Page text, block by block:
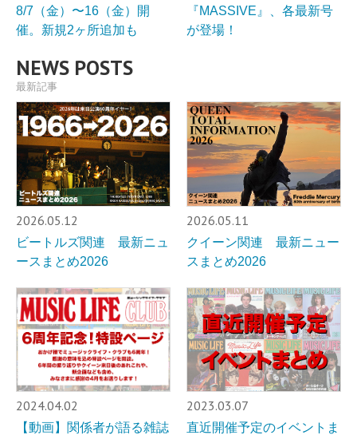
8/7（金）〜16（金）開
催。新規2ヶ所追加も
『MASSIVE』、各最新号
が登場！
NEWS POSTS
最新記事
2026.05.12
ビートルズ関連 最新ニュ
ースまとめ2026
2026.05.11
クイーン関連 最新ニュー
スまとめ2026
2024.04.02
【動画】関係者が語る雑誌
2023.03.07
直近開催予定のイベントま